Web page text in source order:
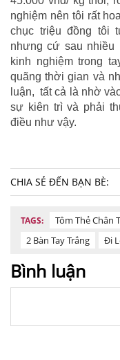
nghiệm nên tôi rất
chục triệu đồng tôi
nhưng cứ sau
kinh nghiệm trong
quãng thời gian và
luận, tất cả là nhờ
sự kiên trì và phải
điều như vậy.
CHIA SẺ ĐẾN BẠN BÈ:
TAGS: Tôm Thẻ Chân
2 Bàn Tay Trắng
Đi
Bình luận